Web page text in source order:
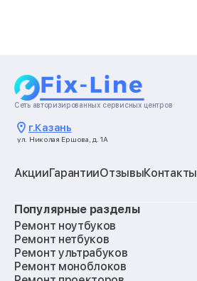
Сеть авторизированных сервисных центров
г.Казань
ул. Николая Ершова, д. 1А
АкцииГарантииОтзывыКонтакты
Популярные разделы
Ремонт ноутбуков
Ремонт нетбуков
Ремонт ультрабуков
Ремонт моноблоков